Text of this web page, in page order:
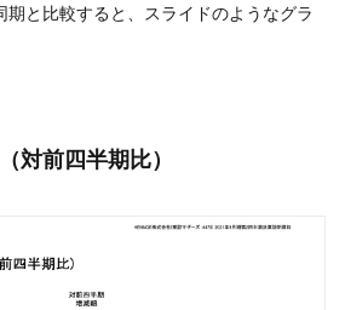
期と比較すると、スライドのようなグラ
対前四半期比）